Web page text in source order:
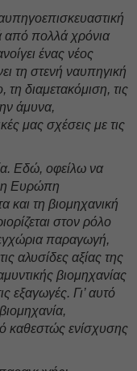
από πολλά χρόνια
ένας νέος
τη στενή ναυπηγική
τη διαμετακόμιση, τις
άμυνα,
μας σχέσεις με τις
Εδώ, οφείλω να
η Ευρώπη
και τη βιομηχανική
στον ρόλο
παραγωγή,
αλυσίδες αξίας της
βιομηχανίας
εξαγωγές. Γι’ αυτό
καθεστώς ενίσχυσης